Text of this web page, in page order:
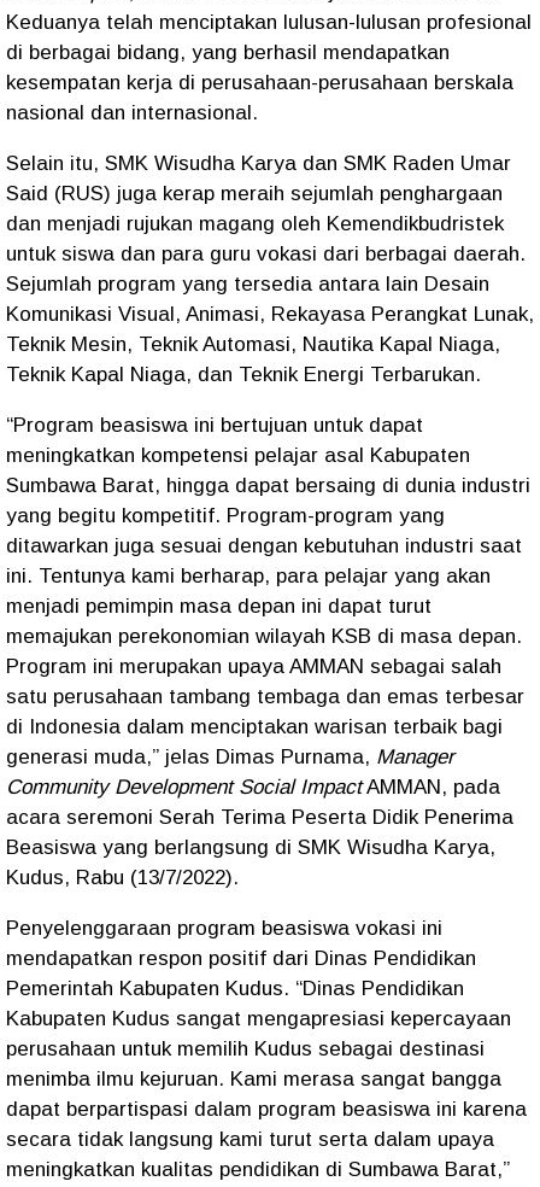
Keduanya telah menciptakan lulusan-lulusan profesional
di berbagai bidang, yang berhasil mendapatkan
kesempatan kerja di perusahaan-perusahaan berskala
nasional dan internasional.
Selain itu, SMK Wisudha Karya dan SMK Raden Umar
Said (RUS) juga kerap meraih sejumlah penghargaan
dan menjadi rujukan magang oleh Kemendikbudristek
untuk siswa dan para guru vokasi dari berbagai daerah.
Sejumlah program yang tersedia antara lain Desain
Komunikasi Visual, Animasi, Rekayasa Perangkat Lunak,
Teknik Mesin, Teknik Automasi, Nautika Kapal Niaga,
Teknik Kapal Niaga, dan Teknik Energi Terbarukan.
“Program beasiswa ini bertujuan untuk dapat
meningkatkan kompetensi pelajar asal Kabupaten
Sumbawa Barat, hingga dapat bersaing di dunia industri
yang begitu kompetitif. Program-program yang
ditawarkan juga sesuai dengan kebutuhan industri saat
ini. Tentunya kami berharap, para pelajar yang akan
menjadi pemimpin masa depan ini dapat turut
memajukan perekonomian wilayah KSB di masa depan.
Program ini merupakan upaya AMMAN sebagai salah
satu perusahaan tambang tembaga dan emas terbesar
di Indonesia dalam menciptakan warisan terbaik bagi
generasi muda,” jelas Dimas Purnama, Manager
Community Development Social ImpactAMMAN, pada
acara seremoni Serah Terima Peserta Didik Penerima
Beasiswa yang berlangsung di SMK Wisudha Karya,
Kudus, Rabu (13/7/2022).
Penyelenggaraan program beasiswa vokasi ini
mendapatkan respon positif dari Dinas Pendidikan
Pemerintah Kabupaten Kudus. “Dinas Pendidikan
Kabupaten Kudus sangat mengapresiasi kepercayaan
perusahaan untuk memilih Kudus sebagai destinasi
menimba ilmu kejuruan. Kami merasa sangat bangga
dapat berpartispasi dalam program beasiswa ini karena
secara tidak langsung kami turut serta dalam upaya
meningkatkan kualitas pendidikan di Sumbawa Barat,”